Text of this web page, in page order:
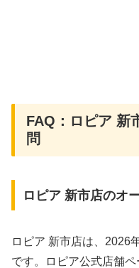
FAQ：ロピア 新
問
ロピア 新市店のオ
ロピア 新市店は、2026
です。ロピア公式店舗